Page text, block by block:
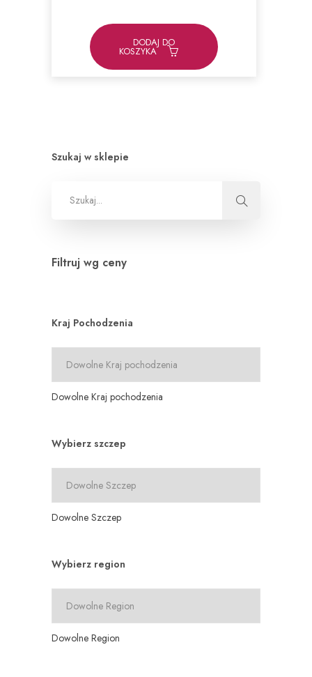
DODAJ DO
KOSZYKA
Szukaj w sklepie
Filtruj wg ceny
Kraj Pochodzenia
Dowolne Kraj pochodzenia
Wybierz szczep
Dowolne Szczep
Wybierz region
Dowolne Region